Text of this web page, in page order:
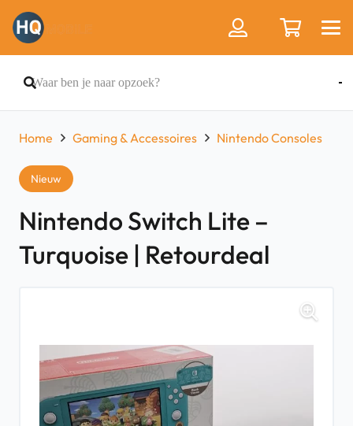
Home Gaming & Accessoires Nintendo Consoles
Nieuw
Nintendo Switch Lite –
Turquoise | Retourdeal